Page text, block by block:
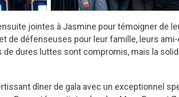
jointes à Jasmine pour témoigner de
de défenseuses pour leur famille, leurs
de dures luttes sont compromis, mais la
dîner de gala avec un exceptionnel